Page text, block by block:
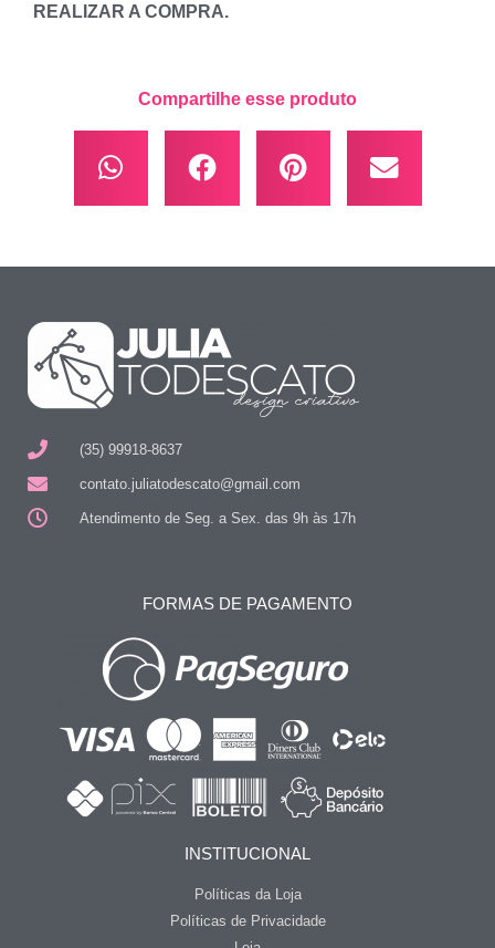
REALIZAR A COMPRA.
Compartilhe esse produto
(35) 99918-8637
contato.juliatodescato@gmail.com
Atendimento de Seg. a Sex. das 9h às 17h
FORMAS DE PAGAMENTO
INSTITUCIONAL
Políticas da Loja
Políticas de Privacidade